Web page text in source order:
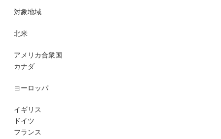
対象地域
北米
アメリカ合衆国
カナダ
ヨーロッパ
イギリス
ドイツ
フランス